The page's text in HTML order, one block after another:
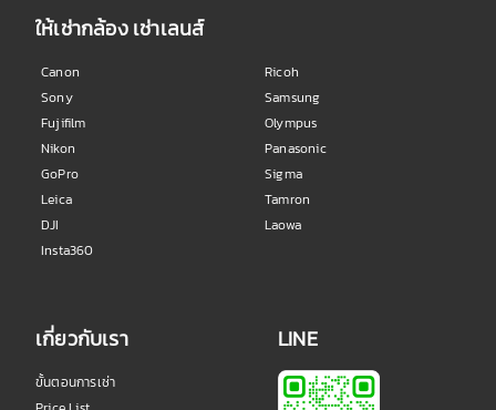
ให้เช่ากล้อง เช่าเลนส์
Canon
Sony
Fujifilm
Nikon
GoPro
Leica
DJI
Insta360
Ricoh
Samsung
Olympus
Panasonic
Sigma
Tamron
Laowa
เกี่ยวกับเรา
ขั้นตอนการเช่า
LINE